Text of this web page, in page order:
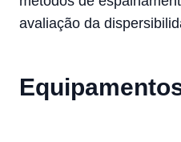
avaliação da